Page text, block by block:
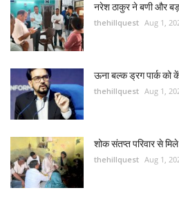
नरेश ठाकुर ने बणी और
thehillquest Aug 1,
ऊना बल्क ड्रग पार्क को
thehillquest Aug 1,
शोक संतप्त परिवार से
thehillquest Aug 1,